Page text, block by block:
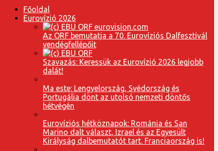
Főoldal
Eurovízió 2026
Az ORF bemutatja a 70. Eurovíziós Dalfesztivál
vendégfellépőit
Szavazás: Keressük az Eurovízió 2026 legjobb
dalát!
Ma este: Lengyelország, Svédország és
Portugália dönt az utolsó nemzeti döntős
hétvégén
Eurovíziós hétköznapok: Románia és San
Marino dalt választ, Izrael és az Egyesült
Királyság dalbemutatót tart. Franciaország is!